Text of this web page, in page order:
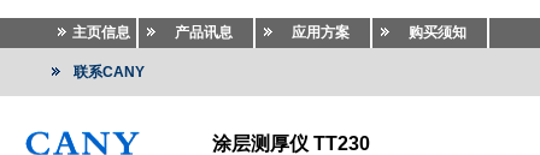
主页信息 产品讯息 应用方案 购买须知
联系CANY
涂层测厚仪 TT230